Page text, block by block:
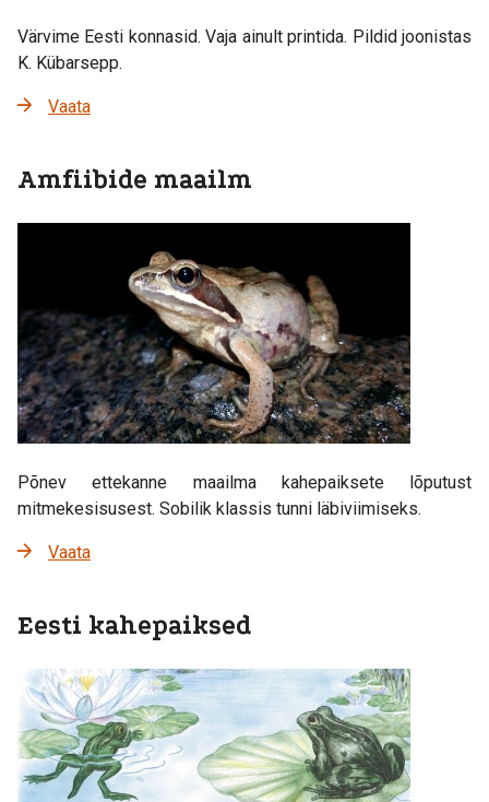
Värvime Eesti konnasid. Vaja ainult printida. Pildid joonistas
K. Kübarsepp.
Vaata
Amfiibide maailm
Põnev ettekanne maailma kahepaiksete lõputust
mitmekesisusest. Sobilik klassis tunni läbiviimiseks.
Vaata
Eesti kahepaiksed